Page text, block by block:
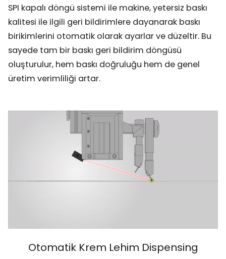
SPI kapalı döngü sistemi ile makine, yetersiz baskı
kalitesi ile ilgili geri bildirimlere dayanarak baskı
birikimlerini otomatik olarak ayarlar ve düzeltir. Bu
sayede tam bir baskı geri bildirim döngüsü
oluşturulur, hem baskı doğruluğu hem de genel
üretim verimliliği artar.
Otomatik Krem Lehim Dispensing